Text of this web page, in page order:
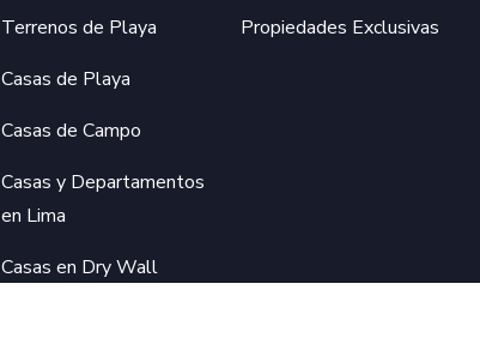
Terrenos de Playa
Casas de Playa
Casas de Campo
Casas y Departamentos
en Lima
Casas en Dry Wall
Propiedades Exclusivas